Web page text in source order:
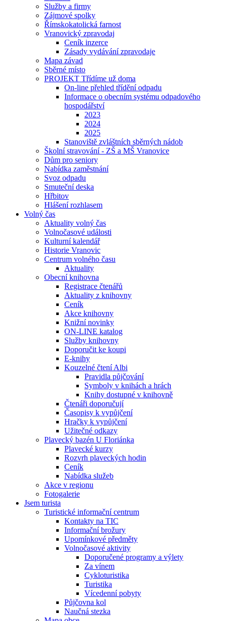
Služby a firmy
Zájmové spolky
Římskokatolická farnost
Vranovický zpravodaj
Ceník inzerce
Zásady vydávání zpravodaje
Mapa závad
Sběrné místo
PROJEKT Třídíme už doma
On-line přehled třídění odpadu
Informace o obecním systému odpadového
hospodářství
2023
2024
2025
Stanoviště zvláštních sběrných nádob
Školní stravování - ZŠ a MŠ Vranovice
Dům pro seniory
Nabídka zaměstnání
Svoz odpadu
Smuteční deska
Hřbitov
Hlášení rozhlasem
Volný čas
Aktuality volný čas
Volnočasové události
Kulturní kalendář
Historie Vranovic
Centrum volného času
Aktuality
Obecní knihovna
Registrace čtenářů
Aktuality z knihovny
Ceník
Akce knihovny
Knižní novinky
ON-LINE katalog
Služby knihovny
Doporučit ke koupi
E-knihy
Kouzelné čtení Albi
Pravidla půjčování
Symboly v knihách a hrách
Knihy dostupné v knihovně
Čtenáři doporučují
Časopisy k vypůjčení
Hračky k vypůjčení
Užitečné odkazy
Plavecký bazén U Floriánka
Plavecké kurzy
Rozvrh plaveckých hodin
Ceník
Nabídka služeb
Akce v regionu
Fotogalerie
Jsem turista
Turistické informační centrum
Kontakty na TIC
Informační brožury
Upomínkové předměty
Volnočasové aktivity
Doporučené programy a výlety
Za vínem
Cykloturistika
Turistika
Vícedenní pobyty
Půjčovna kol
Naučná stezka